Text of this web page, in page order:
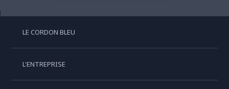
LE CORDON BLEU
L'ENTREPRISE